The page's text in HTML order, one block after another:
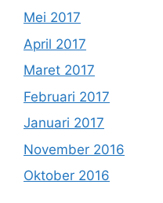
Mei 2017
April 2017
Maret 2017
Februari 2017
Januari 2017
November 2016
Oktober 2016